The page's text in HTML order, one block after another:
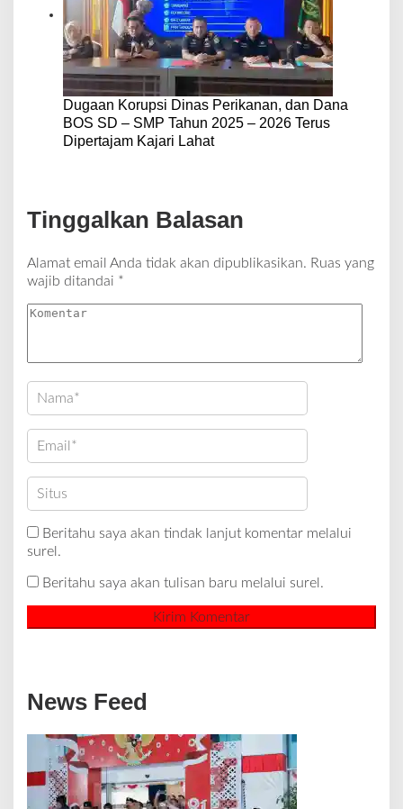
Dugaan Korupsi Dinas Perikanan, dan Dana
BOS SD – SMP Tahun 2025 – 2026 Terus
Dipertajam Kajari Lahat
Tinggalkan Balasan
Alamat email Anda tidak akan dipublikasikan. Ruas yang
wajib ditandai *
Beritahu saya akan tindak lanjut komentar melalui
surel.
Beritahu saya akan tulisan baru melalui surel.
News Feed